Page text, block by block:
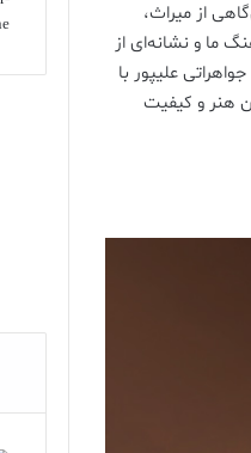
از میراث،
ما و نشانه‌ای از
علیپور با
هنر و کیفیت